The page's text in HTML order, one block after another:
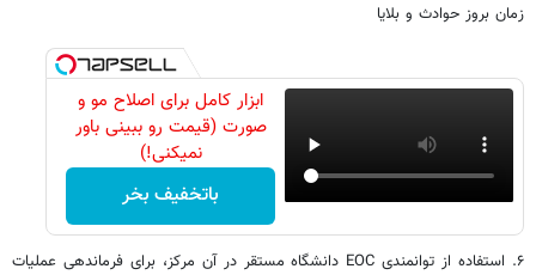
زمان بروز حوادث و بلایا
ابزار کامل برای اصلاح مو و
صورت (قیمت رو ببینی باور
نمیکنی!)
باتخفیف بخر
۶. استفاده از توانمندی EOC دانشگاه مستقر در آن مرکز، برای فرماندهی عملیات